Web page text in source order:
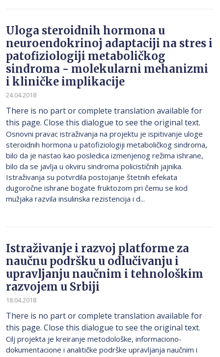
Uloga steroidnih hormona u
neuroendokrinoj adaptaciji na stres i
patofiziologiji metaboličkog
sindroma - molekularni mehanizmi
i kliničke implikacije
24.04.2018
There is no part or complete translation available for
this page. Close this dialogue to see the original text.
Osnovni pravac istraživanja na projektu je ispitivanje uloge
steroidnih hormona u patofiziologiji metaboličkog sindroma,
bilo da je nastao kao posledica izmenjenog režima ishrane,
bilo da se javlja u okviru sindroma policističnih jajnika.
Istraživanja su potvrdila postojanje štetnih efekata
dugoročne ishrane bogate fruktozom pri čemu se kod
mužjaka razvila insulinska rezistencija i d...
Istraživanje i razvoj platforme za
naučnu podršku u odlučivanju i
upravljanju naučnim i tehnološkim
razvojem u Srbiji
18.04.2018
There is no part or complete translation available for
this page. Close this dialogue to see the original text.
Cilj projekta je kreiranje metodološke, informaciono-
dokumentacione i analitičke podrške upravljanja naučnim i